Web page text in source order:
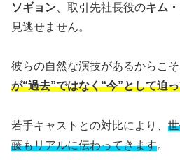
ソギョン 、取引先社長役のキム
見逃せません。
彼らの自然な演技があるからこそ
が“過去”ではなく“今”として迫
若手キャストとの対比により、
藤もリアルに伝わってきます。